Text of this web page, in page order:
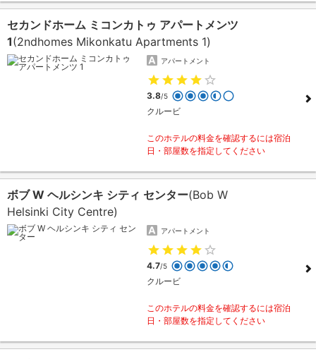
セカンドホーム ミコンカトゥ アパートメンツ
1(2ndhomes Mikonkatu Apartments 1)
アパートメント
3.8/5
クルービ
このホテルの料金を確認するには宿泊
日・部屋数を指定してください
ボブ W ヘルシンキ シティ センター(Bob W
Helsinki City Centre)
アパートメント
4.7/5
クルービ
このホテルの料金を確認するには宿泊
日・部屋数を指定してください